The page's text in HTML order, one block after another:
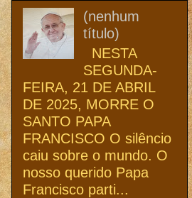
(nenhum
título)
NESTA
SEGUNDA-
FEIRA, 21 DE ABRIL
DE 2025, MORRE O
SANTO PAPA
FRANCISCO O silêncio
caiu sobre o mundo. O
nosso querido Papa
Francisco parti...